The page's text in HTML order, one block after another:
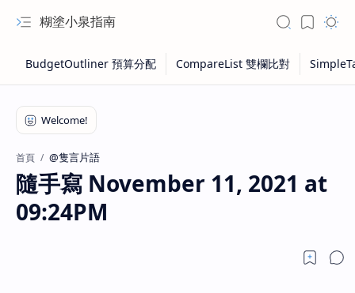
糊塗小泉指南
首頁 @隻言片語
隨手寫 November 11, 2021 at
09:24PM